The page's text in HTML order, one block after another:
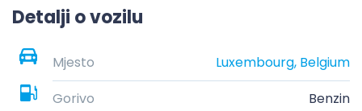
Detalji o vozilu
Mjesto
Luxembourg, Belgium
Gorivo
Benzin